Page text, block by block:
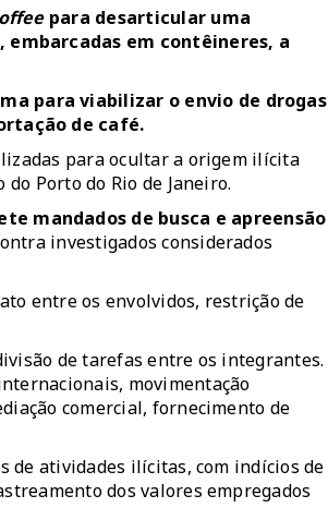
para desarticular uma
em contêineres, a
para viabilizar o envio de drogas
de café.
para ocultar a origem ilícita
Porto do Rio de Janeiro.
mandados de busca e apreensão
investigados considerados
entre os envolvidos, restrição de
de tarefas entre os integrantes.
movimentação
comercial, fornecimento de
de atividades ilícitas, com indícios de
dos valores empregados